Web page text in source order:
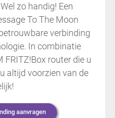
zo handig! Een
To The Moon
verbinding
In combinatie
FRITZ!Box router die u
altijd voorzien van de
aanvragen